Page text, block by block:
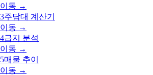
이동 →
3주담대 계산기
이동 →
4급지 분석
이동 →
5매물 추이
이동 →